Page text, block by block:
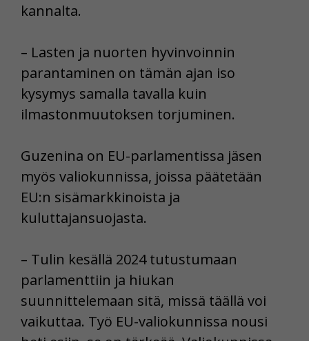
kannalta.
– Lasten ja nuorten hyvinvoinnin
parantaminen on tämän ajan iso
kysymys samalla tavalla kuin
ilmastonmuutoksen torjuminen.
Guzenina on EU-parlamentissa jäsen
myös valiokunnissa, joissa päätetään
EU:n sisämarkkinoista ja
kuluttajansuojasta.
– Tulin kesällä 2024 tutustumaan
parlamenttiin ja hiukan
suunnittelemaan sitä, missä täällä voi
vaikuttaa. Työ EU-valiokunnissa nousi